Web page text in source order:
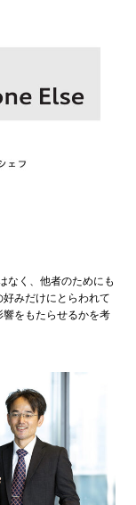
なく、他者のためにも
みだけにとらわれて
をもたらせるかを考